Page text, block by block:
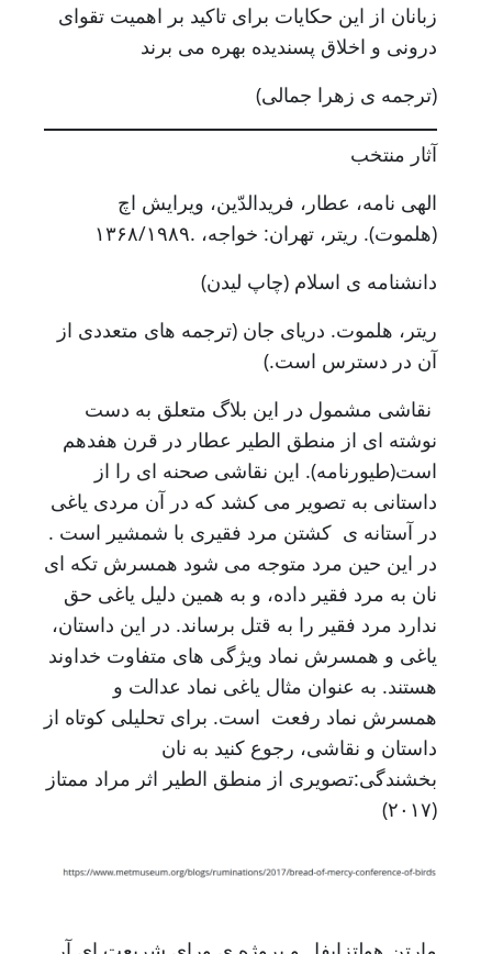
زبانان از این حکایات برای تاکید بر اهمیت تقوای
درونی و اخلاق پسندیده بهره می برند
(ترجمه ی زهرا جمالی)
آثار منتخب
الهی نامه، عطار، فریدالدّین، ویرایش اچ
(هلموت). ریتر، تهران: خواجه، .۱۳۶۸/۱۹۸۹
دانشنامه ی اسلام (چاپ لیدن)
ریتر، هلموت. دریای جان (ترجمه های متعددی از
آن در دسترس است.)
نقاشی مشمول در این بلاگ متعلق به دست
نوشته ای از منطق الطیر عطار در قرن هفدهم
است(طیورنامه). این نقاشی صحنه ای را از
داستانی به تصویر می کشد که در آن مردی یاغی
در آستانه ی کشتن مرد فقیری با شمشیر است .
در این حین مرد متوجه می شود همسرش تکه ای
نان به مرد فقیر داده، و به همین دلیل یاغی حق
ندارد مرد فقیر را به قتل برساند. در این داستان،
یاغی و همسرش نماد ویژگی های متفاوت خداوند
هستند. به عنوان مثال یاغی نماد عدالت و
همسرش نماد رفعت است. برای تحلیلی کوتاه از
داستان و نقاشی، رجوع کنید به نان
بخشندگی:تصویری از منطق الطیر اثر مراد ممتاز
(۲۰۱۷)